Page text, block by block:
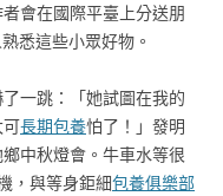
會在國際平臺上分送朋
悉這些小眾好物。
一跳：「她試圖在我的
長期包養怕了！」發明
中秋燈會。牛車水等很
，與等身鉅細包養俱樂部